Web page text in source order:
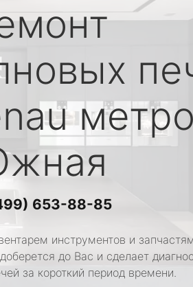
метро
653-88-85
инструментов и
до Вас и сделает
за короткий период времени.